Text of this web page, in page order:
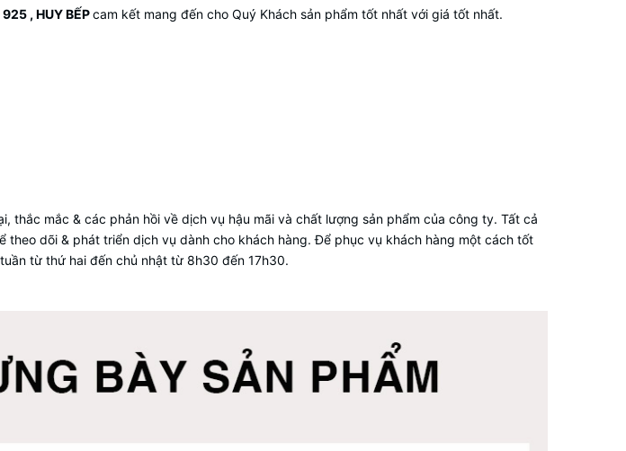
, HUY BẾPcam kết mang đến cho Quý Khách sản phẩm tốt nhất với giá tốt nhất.
mắc & các phản hồi về dịch vụ hậu mãi và chất lượng sản phẩm của công ty. Tất cả
dõi & phát triển dịch vụ dành cho khách hàng. Để phục vụ khách hàng một cách tốt
từ thứ hai đến chủ nhật từ 8h30 đến 17h30.